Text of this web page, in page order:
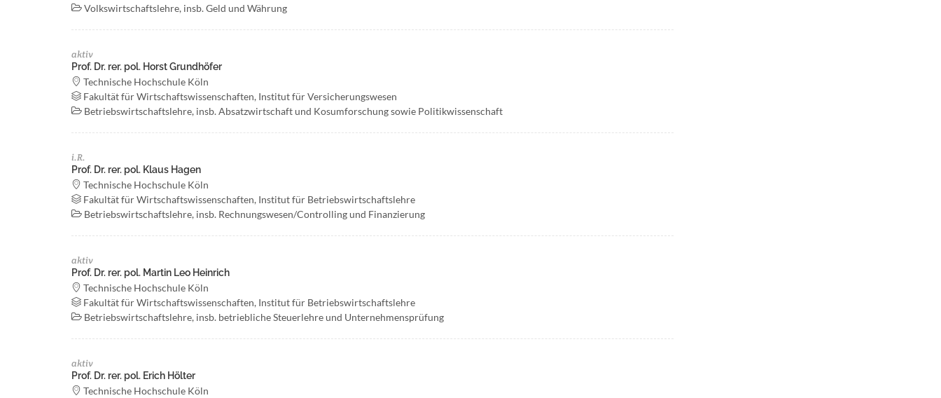
Volkswirtschaftslehre, insb. Geld und Währung
aktiv
Prof. Dr. rer. pol. Horst Grundhöfer
Technische Hochschule Köln
Fakultät für Wirtschaftswissenschaften, Institut für Versicherungswesen
Betriebswirtschaftslehre, insb. Absatzwirtschaft und Kosumforschung sowie Politikwissenschaft
i.R.
Prof. Dr. rer. pol. Klaus Hagen
Technische Hochschule Köln
Fakultät für Wirtschaftswissenschaften, Institut für Betriebswirtschaftslehre
Betriebswirtschaftslehre, insb. Rechnungswesen/Controlling und Finanzierung
aktiv
Prof. Dr. rer. pol. Martin Leo Heinrich
Technische Hochschule Köln
Fakultät für Wirtschaftswissenschaften, Institut für Betriebswirtschaftslehre
Betriebswirtschaftslehre, insb. betriebliche Steuerlehre und Unternehmensprüfung
aktiv
Prof. Dr. rer. pol. Erich Hölter
Technische Hochschule Köln